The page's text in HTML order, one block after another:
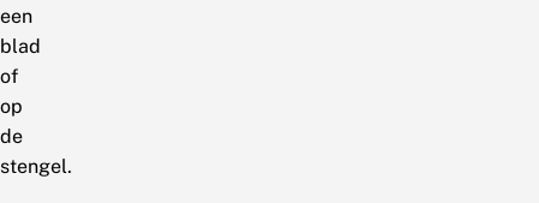
een
blad
of
op
de
stengel.